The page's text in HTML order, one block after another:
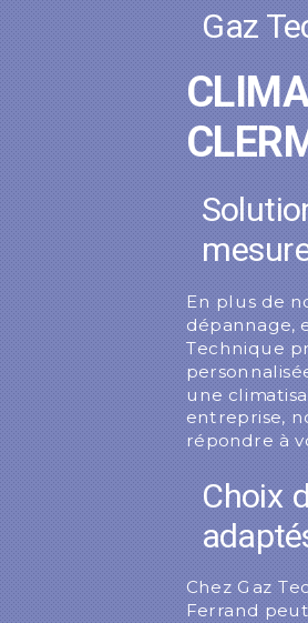
Gaz
En plus de
dépannage,
Technique
une
entreprise,
répondre à
Choix
Chez Gaz
Ferrand